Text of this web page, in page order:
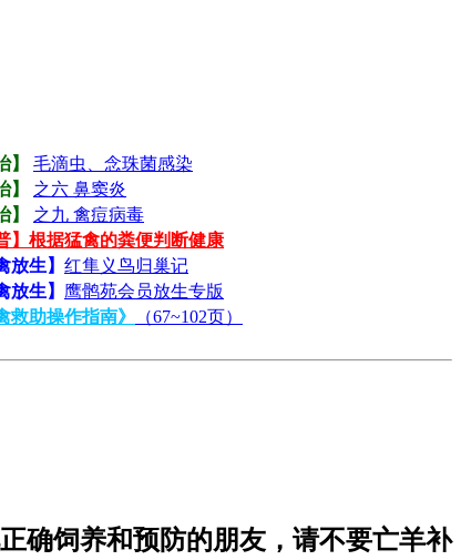
】 毛滴虫、念珠菌感染
】 之六 鼻窦炎
】 之九 禽痘病毒
】根据猛禽的粪便判断健康
放生】 红隼义鸟归巢记
放生】 鹰鹘苑会员放生专版
救助操作指南》 （67~102页）
确饲养和预防的朋友，请不要亡羊补